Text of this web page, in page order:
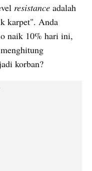
resistance adalah
karpet". Anda
naik 10% hari ini,
korban?